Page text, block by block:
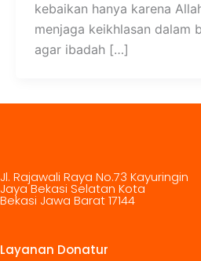
kebaikan hanya karena
menjaga keikhlasan dalam
agar ibadah […]
Jl. Rajawali Raya No.73 Kayuringin
Jaya Bekasi Selatan Kota
Bekasi Jawa Barat 17144
Layanan Donatur